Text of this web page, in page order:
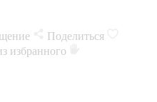
Поделиться
избранного